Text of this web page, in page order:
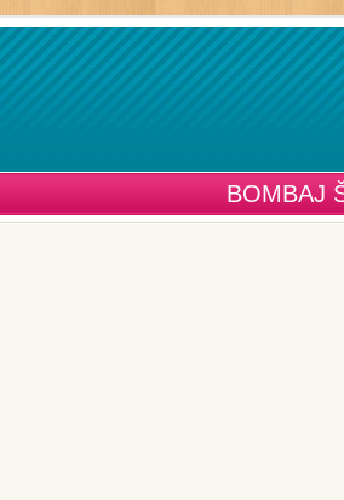
BOMBAJ